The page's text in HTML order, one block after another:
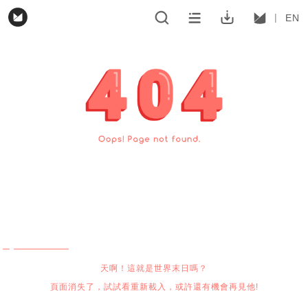
EN
天啊！這就是世界末日嗎？
頁面消失了，試試看重新載入，或許還有機會再見他!